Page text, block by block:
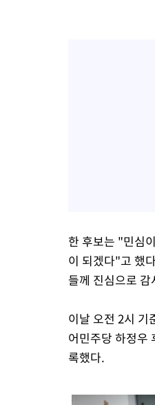
한 후보는 "민심
이 되겠다"고 했
들께 진심으로
이날 오전 2시
어민주당 하정우
록했다.